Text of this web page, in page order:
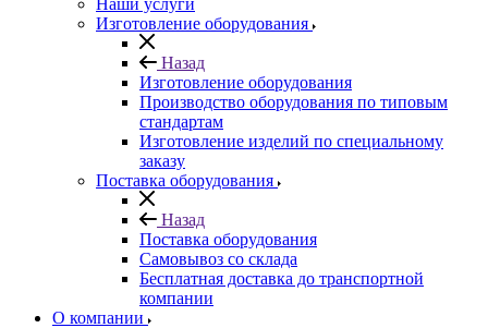
Наши услуги
Изготовление оборудования
Назад
Изготовление оборудования
Производство оборудования по типовым
стандартам
Изготовление изделий по специальному
заказу
Поставка оборудования
Назад
Поставка оборудования
Самовывоз со склада
Бесплатная доставка до транспортной
компании
О компании